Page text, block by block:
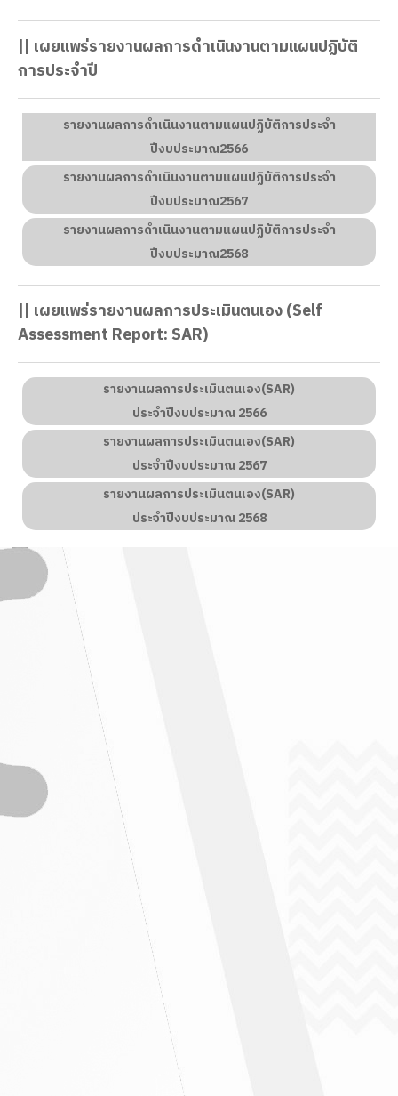
|| เผยแพร่รายงานผลการดำเนินงานตามแผนปฏิบัติ
การประจำปี
รายงานผลการดำเนินงานตามแผนปฏิบัติการประจำ
ปีงบประมาณ2566
รายงานผลการดำเนินงานตามแผนปฏิบัติการประจำ
ปีงบประมาณ2567
รายงานผลการดำเนินงานตามแผนปฏิบัติการประจำ
ปีงบประมาณ2568
|| เผยแพร่รายงานผลการประเมินตนเอง (Self
Assessment Report: SAR)
รายงานผลการประเมินตนเอง(SAR)
ประจำปีงบประมาณ 2566
รายงานผลการประเมินตนเอง(SAR)
ประจำปีงบประมาณ 2567
รายงานผลการประเมินตนเอง(SAR)
ประจำปีงบประมาณ2568
รสารตะแบกสัมพันธ์
" ฉบับที่ 5/2569